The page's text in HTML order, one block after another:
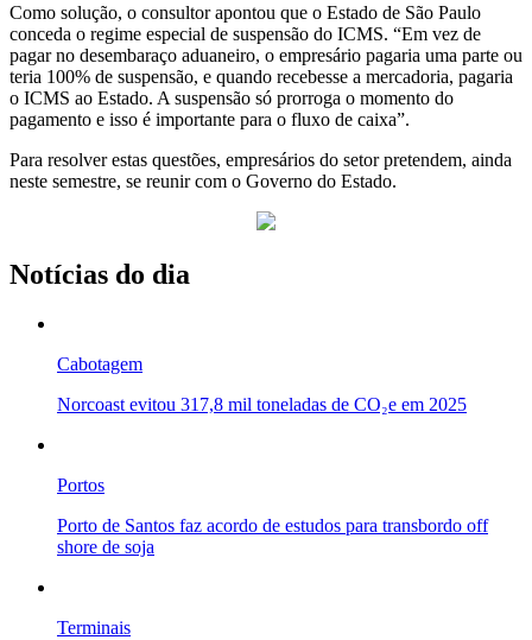
Como solução, o consultor apontou que o Estado de São Paulo
conceda o regime especial de suspensão do ICMS. “Em vez de
pagar no desembaraço aduaneiro, o empresário pagaria uma parte ou
teria 100% de suspensão, e quando recebesse a mercadoria, pagaria
o ICMS ao Estado. A suspensão só prorroga o momento do
pagamento e isso é importante para o fluxo de caixa”.
Para resolver estas questões, empresários do setor pretendem, ainda
neste semestre, se reunir com o Governo do Estado.
Notícias do dia
Cabotagem
Norcoast evitou 317,8 mil toneladas de CO₂e em 2025
Portos
Porto de Santos faz acordo de estudos para transbordo off
shore de soja
Terminais